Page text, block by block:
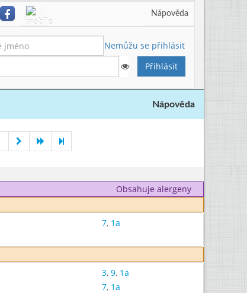
Nápověda
Nemůžu se přihlásit
Nápověda
Obsahuje alergeny
7, 1a
3, 9, 1a
7, 1a